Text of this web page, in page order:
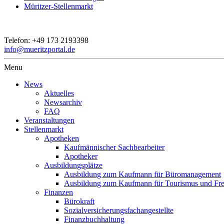
Müritzer-Stellenmarkt
Telefon: +49 173 2193398
info@mueritzportal.de
Menu
News
Aktuelles
Newsarchiv
FAQ
Veranstaltungen
Stellenmarkt
Apotheken
Kaufmännischer Sachbearbeiter
Apotheker
Ausbildungsplätze
Ausbildung zum Kaufmann für Büromanagement
Ausbildung zum Kaufmann für Tourismus und
Finanzen
Bürokraft
Sozialversicherungsfachangestellte
Finanzbuchhaltung